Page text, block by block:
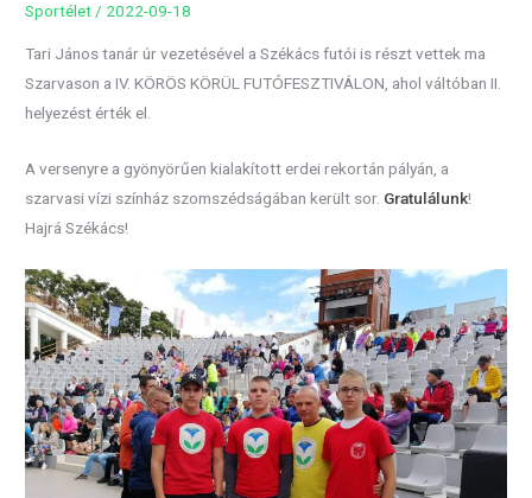
Sportélet/ 2022-09-18
Tari János tanár úr vezetésével a Székács futói is részt vettek ma
Szarvason a IV. KÖRÖS KÖRÜL FUTÓFESZTIVÁLON, ahol váltóban II.
helyezést érték el.
A versenyre a gyönyörűen kialakított erdei rekortán pályán, a
szarvasi vízi színház szomszédságában került sor. Gratulálunk!
Hajrá Székács!